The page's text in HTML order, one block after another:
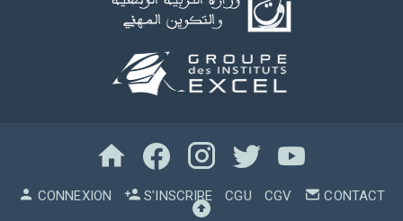
CONNEXION S'INSCRIRE CGU CGV CONTACT